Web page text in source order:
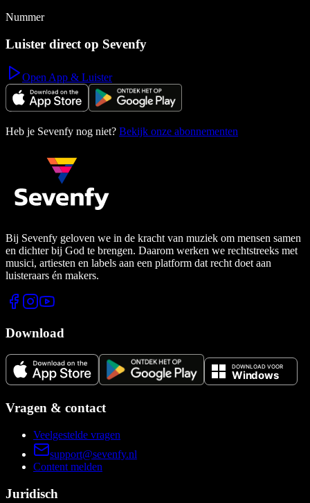
Nummer
Luister direct op Sevenfy
Open App & Luister
Heb je Sevenfy nog niet? Bekijk onze abonnementen
Bij Sevenfy geloven we in de kracht van muziek om mensen samen
en dichter bij God te brengen. Daarom werken we rechtstreeks met
musici, artiesten en labels aan een platform dat recht doet aan
luisteraars én makers.
Download
Vragen & contact
Veelgestelde vragen
support@sevenfy.nl
Content melden
Juridisch